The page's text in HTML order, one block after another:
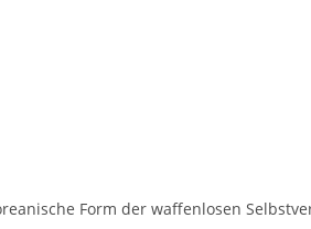
Form der waffenlosen